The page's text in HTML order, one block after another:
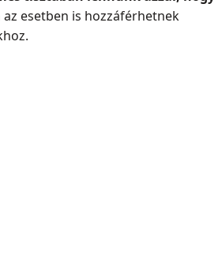
esetben is hozzáférhetnek